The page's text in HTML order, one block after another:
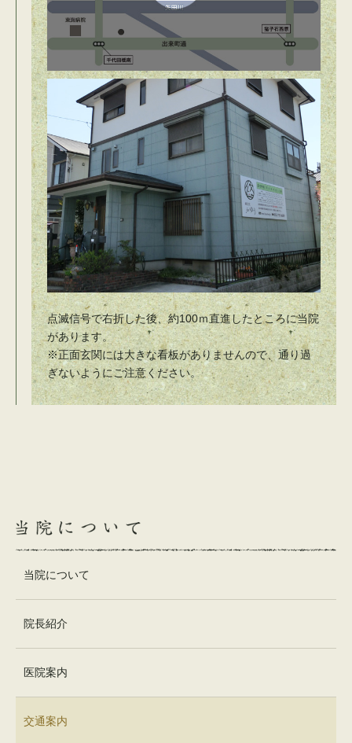
点滅信号で右折した後、約100ｍ直進したところに当院
があります。
※正面玄関には大きな看板がありませんので、通り過
ぎないようにご注意ください。
当院について
院長紹介
医院案内
交通案内